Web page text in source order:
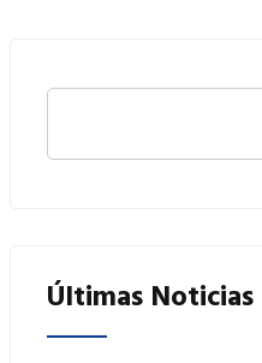
Últimas Noticias